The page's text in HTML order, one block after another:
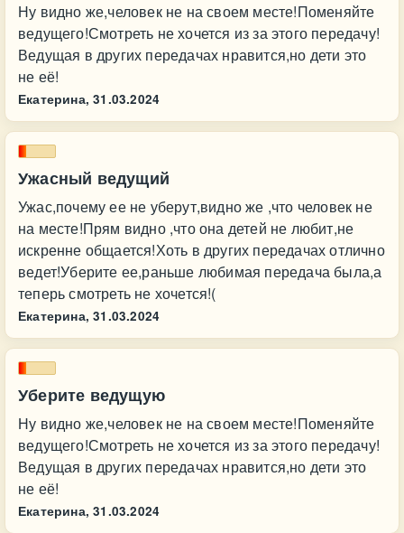
Ну видно же,человек не на своем месте!Поменяйте
ведущего!Смотреть не хочется из за этого передачу!
Ведущая в других передачах нравится,но дети это
не её!
Екатерина, 31.03.2024
Ужасный ведущий
Ужас,почему ее не уберут,видно же ,что человек не
на месте!Прям видно ,что она детей не любит,не
искренне общается!Хоть в других передачах отлично
ведет!Уберите ее,раньше любимая передача была,а
теперь смотреть не хочется!(
Екатерина, 31.03.2024
Уберите ведущую
Ну видно же,человек не на своем месте!Поменяйте
ведущего!Смотреть не хочется из за этого передачу!
Ведущая в других передачах нравится,но дети это
не её!
Екатерина, 31.03.2024